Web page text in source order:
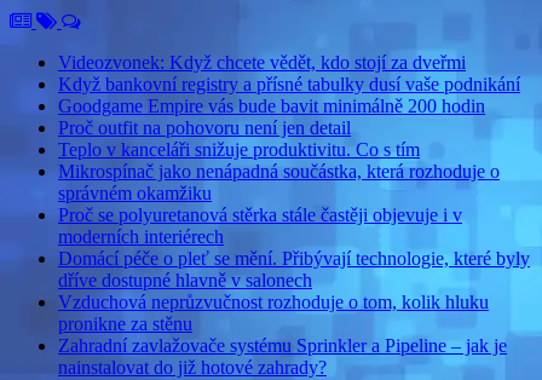
Videozvonek: Když chcete vědět, kdo stojí za dveřmi
Když bankovní registry a přísné tabulky dusí vaše podnikání
Goodgame Empire vás bude bavit minimálně 200 hodin
Proč outfit na pohovoru není jen detail
Teplo v kanceláři snižuje produktivitu. Co s tím
Mikrospínač jako nenápadná součástka, která rozhoduje o
správném okamžiku
Proč se polyuretanová stěrka stále častěji objevuje i v
moderních interiérech
Domácí péče o pleť se mění. Přibývají technologie, které byly
dříve dostupné hlavně v salonech
Vzduchová neprůzvučnost rozhoduje o tom, kolik hluku
pronikne za stěnu
Zahradní zavlažovače systému Sprinkler a Pipeline – jak je
nainstalovat do již hotové zahrady?